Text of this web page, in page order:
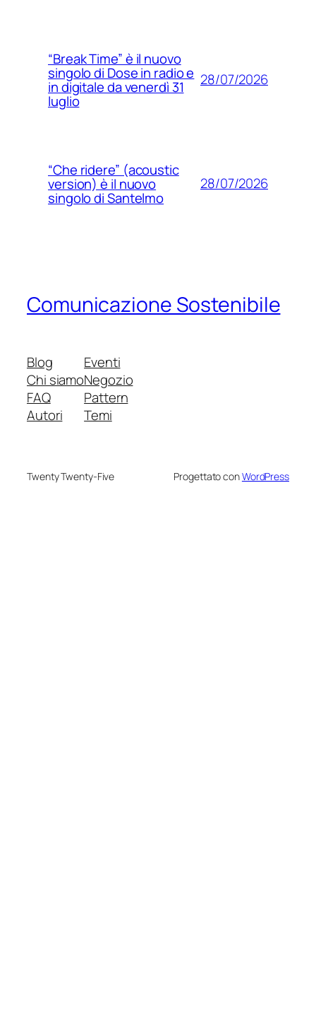
“Break Time” è il nuovo
singolo di Dose in radio e
in digitale da venerdì 31
luglio
28/07/2026
“Che ridere” (acoustic
version) è il nuovo
singolo di Santelmo
28/07/2026
Comunicazione Sostenibile
Blog
Chi siamo
FAQ
Autori
Eventi
Negozio
Pattern
Temi
Twenty Twenty-Five Progettato conWordPress